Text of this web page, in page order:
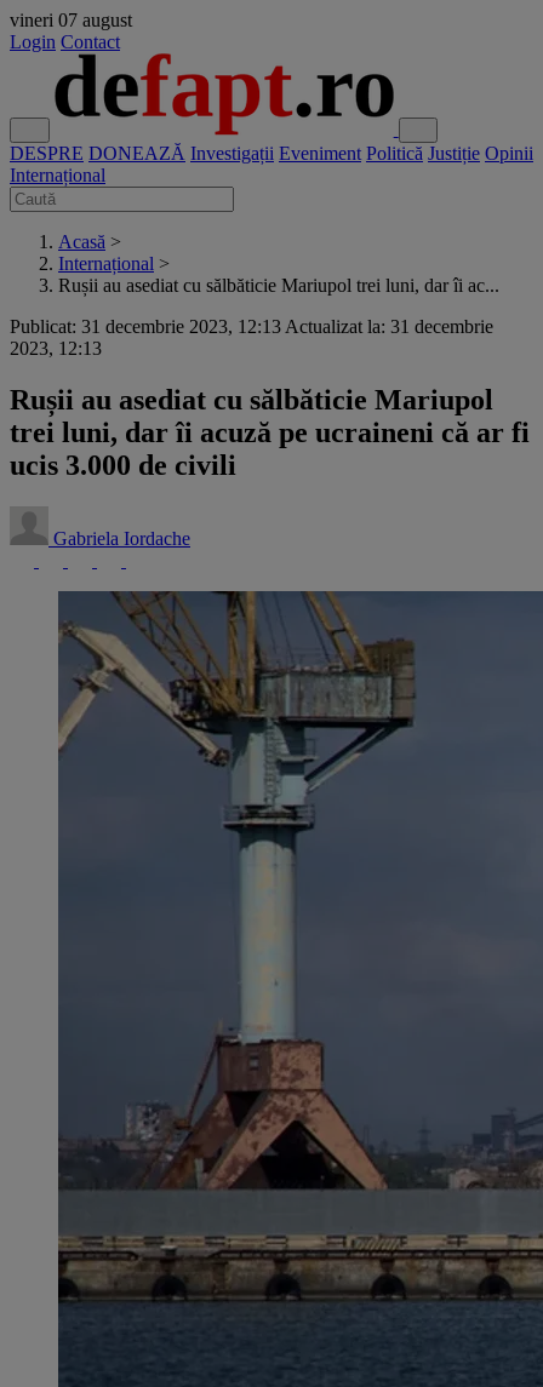
vineri 07 august
Login Contact
DESPRE DONEAZĂ Investigații Eveniment Politică Justiție Opinii
Internațional
Acasă >
Internațional >
Rușii au asediat cu sălbăticie Mariupol trei luni, dar îi ac...
Publicat: 31 decembrie 2023, 12:13 Actualizat la: 31 decembrie
2023, 12:13
Rușii au asediat cu sălbăticie Mariupol
trei luni, dar îi acuză pe ucraineni că ar fi
ucis 3.000 de civili
Gabriela Iordache